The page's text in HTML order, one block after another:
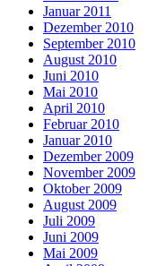
Januar 2011
Dezember 2010
September 2010
August 2010
Juni 2010
Mai 2010
April 2010
Februar 2010
Januar 2010
Dezember 2009
November 2009
Oktober 2009
August 2009
Juli 2009
Juni 2009
Mai 2009